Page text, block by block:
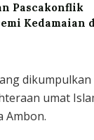
Pascakonflik
Kedamaian
umat
Ambon.